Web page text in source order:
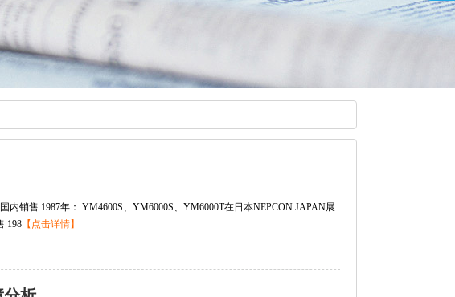
销售 1987年： YM4600S、YM6000S、YM6000T在日本NEPCON JAPAN展
198 【点击详情】